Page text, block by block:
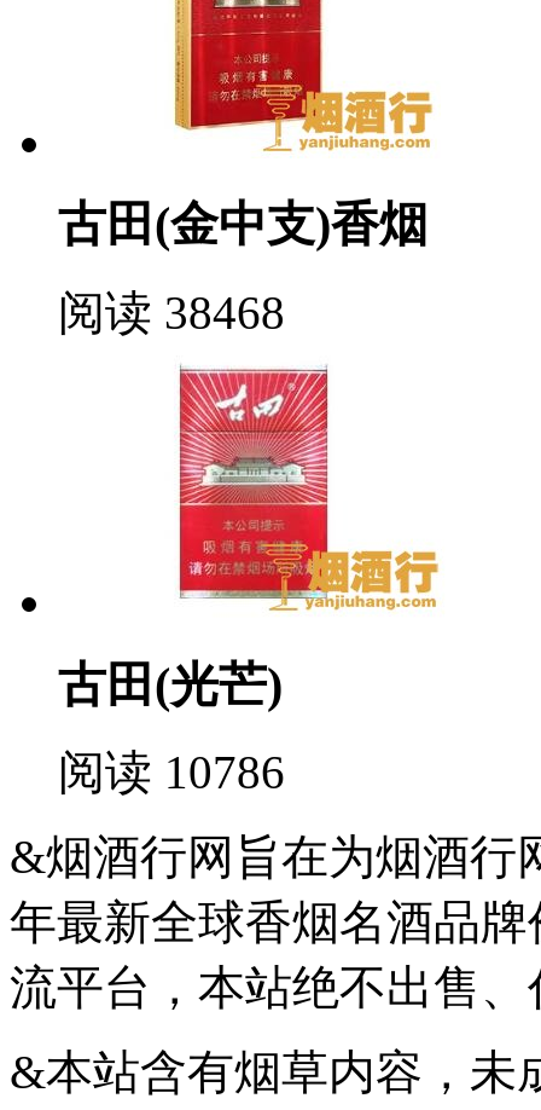
古田(金中支)香烟
阅读 38468
古田(光芒)
阅读 10786
&烟酒行网旨在为烟酒行
年最新全球香烟名酒品
流平台，本站绝不出售
&本站含有烟草内容，未